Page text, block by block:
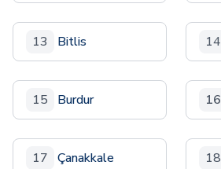
13 Bitlis 14
15 Burdur 16
17 Çanakkale 18